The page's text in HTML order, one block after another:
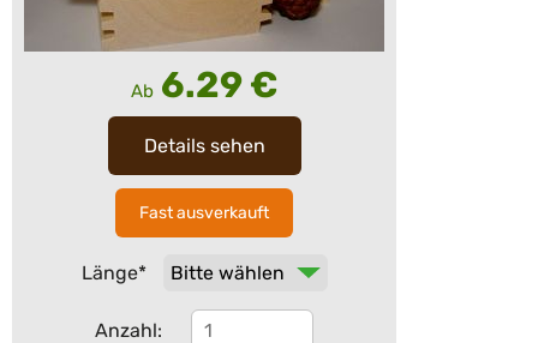
Ab6.29€
Details sehen
Fast ausverkauft
Pflichtfeld
Länge*
Anzahl: